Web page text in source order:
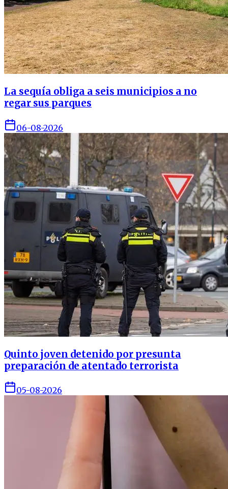
La sequía obliga a seis municipios a no
regar sus parques
06-08-2026
Quinto joven detenido por presunta
preparación de atentado terrorista
05-08-2026